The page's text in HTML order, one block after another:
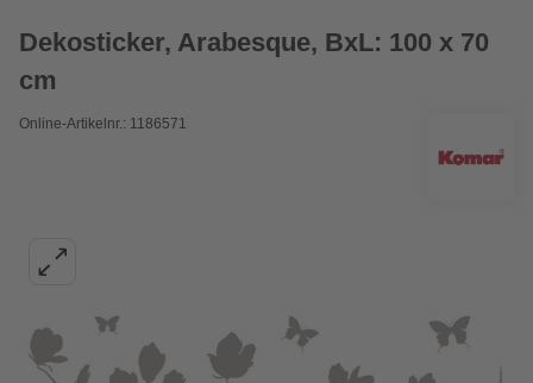
Dekosticker, Arabesque, BxL: 100 x 70
cm
Online-Artikelnr.: 1186571